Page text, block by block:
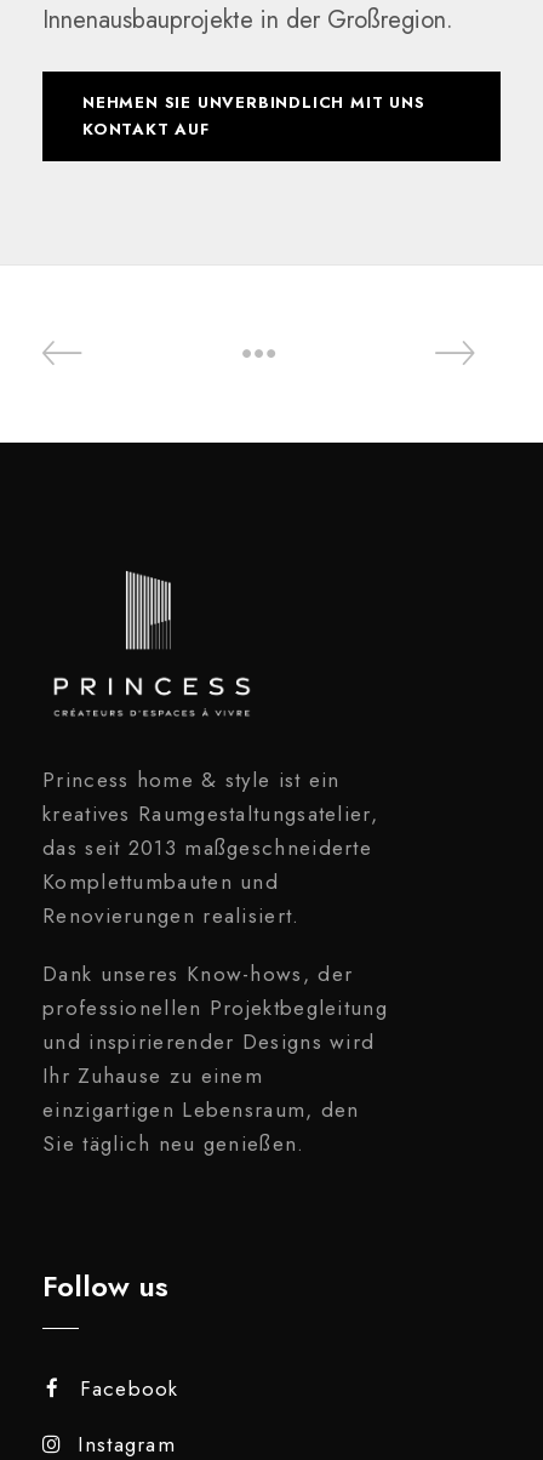
Innenausbauprojekte in der Großregion.
NEHMEN SIE UNVERBINDLICH MIT UNS
KONTAKT AUF
Princess home & style ist ein
kreatives Raumgestaltungsatelier,
das seit 2013 maßgeschneiderte
Komplettumbauten und
Renovierungen realisiert.
Dank unseres Know-hows, der
professionellen Projektbegleitung
und inspirierender Designs wird
Ihr Zuhause zu einem
einzigartigen Lebensraum, den
Sie täglich neu genießen.
Follow us
Facebook
Instagram